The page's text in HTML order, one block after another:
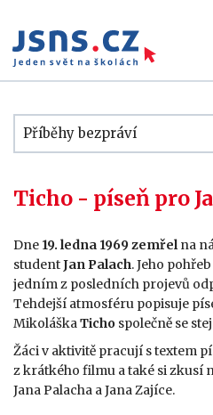
Příběhy bezpráví
Ticho - píseň pro
Dne 19. ledna 1969zemřelna
studentJan Palach. Jeho
jedním z posledních projevů
Tehdejší atmosféru popisuje
MikoláškaTicho společně se
Žáci v aktivitě pracují s textem
z krátkého filmu a také si zkusí
Jana Palacha a Jana Zajíce.